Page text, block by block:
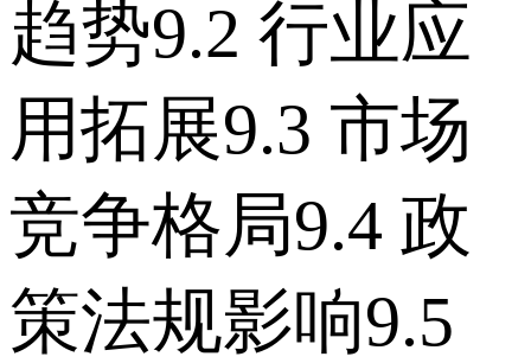
趋势 9.2 行业应
用拓展 9.3 市场
竞争格局 9.4 政
策法规影响 9.5